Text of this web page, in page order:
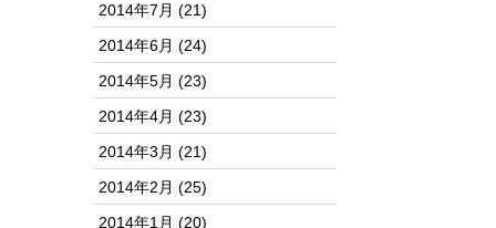
2014年7月 (21)
2014年6月 (24)
2014年5月 (23)
2014年4月 (23)
2014年3月 (21)
2014年2月 (25)
2014年1月 (20)